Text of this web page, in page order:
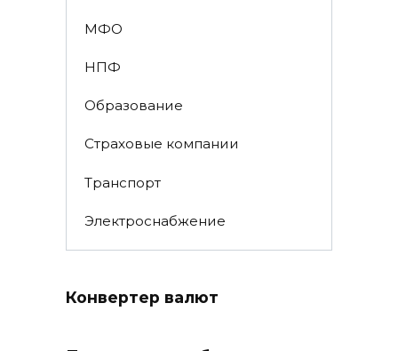
МФО
НПФ
Образование
Страховые компании
Транспорт
Электроснабжение
Конвертер валют